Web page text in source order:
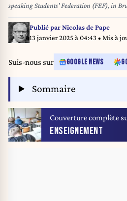
speaking Students' Federation (FEF), in
2022. The students are protesting to
living and the consequences this has on
ERIC LALMAND
Publié parNicolas de Pape
13 janvier 2025 à 04:43• Mis à
Suis-nous sur GOOGLE NEWS
Sommaire
Couverture complète
ENSEIGNEMENT